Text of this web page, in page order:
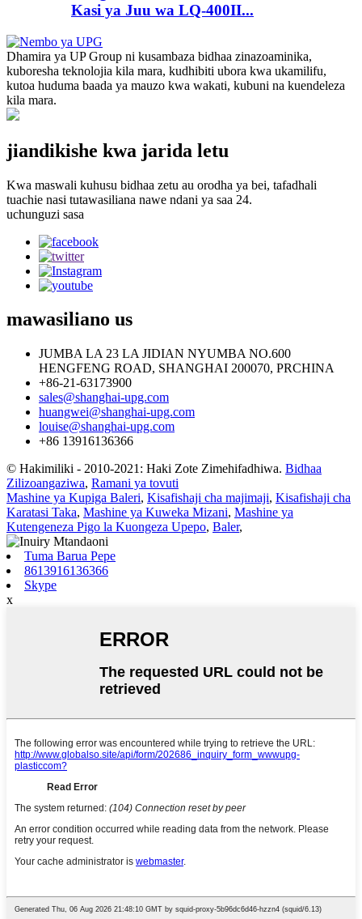
Kasi ya Juu wa LQ-400II...
Dhamira ya UP Group ni kusambaza bidhaa zinazoaminika,
kuboresha teknolojia kila mara, kudhibiti ubora kwa ukamilifu,
kutoa huduma baada ya mauzo kwa wakati, kubuni na kuendeleza
kila mara.
jiandikishe kwa jarida letu
Kwa maswali kuhusu bidhaa zetu au orodha ya bei, tafadhali
tuachie nasi tutawasiliana nawe ndani ya saa 24.
uchunguzi sasa
mawasiliano us
JUMBA LA 23 LA JIDIAN NYUMBA NO.600
HENGFENG ROAD, SHANGHAI 200070, PRCHINA
+86-21-63173900
sales@shanghai-upg.com
huangwei@shanghai-upg.com
louise@shanghai-upg.com
+86 13916136366
© Hakimiliki - 2010-2021: Haki Zote Zimehifadhiwa. Bidhaa
Zilizoangaziwa, Ramani ya tovuti
Mashine ya Kupiga Baleri, Kisafishaji cha majimaji, Kisafishaji cha
Karatasi Taka, Mashine ya Kuweka Mizani, Mashine ya
Kutengeneza Pigo la Kuongeza Upepo, Baler,
Tuma Barua Pepe
8613916136366
Skype
x